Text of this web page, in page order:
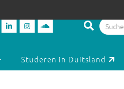
Studeren in Duitsland